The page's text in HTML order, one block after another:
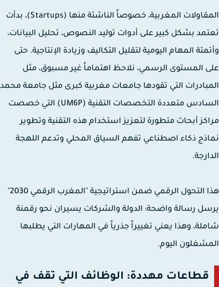
المقاولات المغربية، خصوصاً الناشئة منها (Startups)، بدأت
بشكل كبير على أدوات توليد النصوص، تحليل البيانات،
المهام اليومية لتقليل التكاليف وزيادة الإنتاجية. حتى
المستوى الرسمي، نلاحظ اهتماماً غير مسبوق، مثل
التي تقودها جامعات مغربية كبرى مثل جامعة محمد
السادس متعددة التخصصات التقنية (UM6P) التي خصصت
أبحاث متطورة لتعزيز استخدام هذه التقنية وتطوير
ذكاء اصطناعي تفهم السياق المحلي وتدعم اللهجة
هذا التحول الرقمي ضمن استراتيجية "المغرب الرقمي 2030"
رسالة واضحة: الدولة والشركات يسيران نحو رقمنة
وهذا يعني تغييراً جذرياً في المهارات التي يطلبها
اليوم.
قطاعات مهددة: الوظائف التي تقف في